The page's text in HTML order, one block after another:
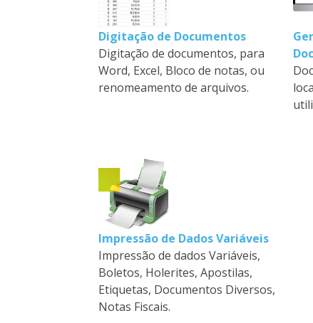
Digitação de Documentos
Digitação de documentos, para
Word, Excel, Bloco de notas, ou
renomeamento de arquivos.
Impressão de Dados Variáveis
Impressão de dados Variáveis,
Boletos, Holerites, Apostilas,
Etiquetas, Documentos Diversos,
Notas Fiscais.